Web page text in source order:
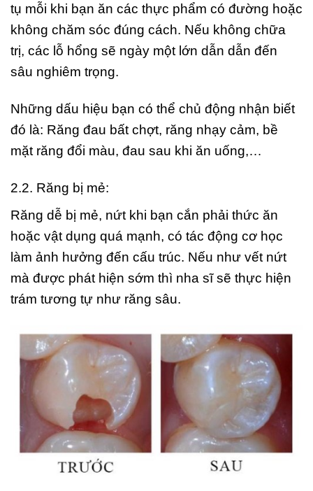
tụ mỗi khi bạn ăn các thực phẩm có đường hoặc
không chăm sóc đúng cách. Nếu không chữa
trị, các lỗ hổng sẽ ngày một lớn dẫn dẫn đến
sâu nghiêm trọng.
Những dấu hiệu bạn có thể chủ động nhận biết
đó là: Răng đau bất chợt, răng nhạy cảm, bề
mặt răng đổi màu, đau sau khi ăn uống,…
2.2. Răng bị mẻ:
Răng dễ bị mẻ, nứt khi bạn cắn phải thức ăn
hoặc vật dụng quá mạnh, có tác động cơ học
làm ảnh hưởng đến cấu trúc. Nếu như vết nứt
mà được phát hiện sớm thì nha sĩ sẽ thực hiện
trám tương tự như răng sâu.